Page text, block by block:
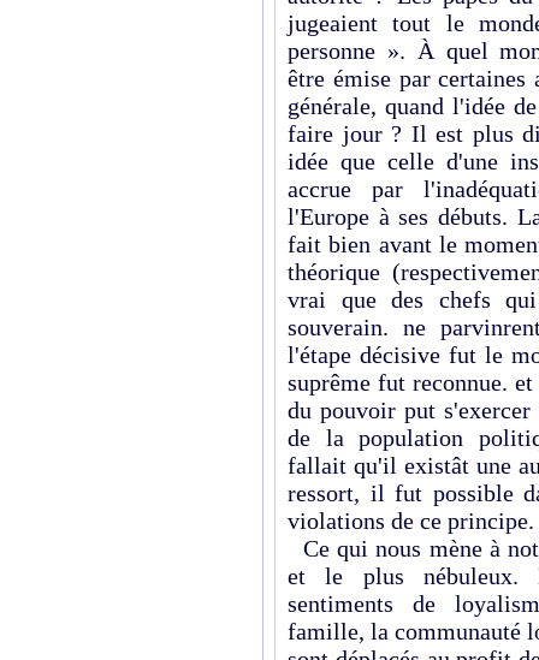
jugeaient tout le
personne ». À quel
être émise par certaines
générale, quand l'idée
faire jour ? Il est plus
idée que celle d'une
accrue par
l'Europe à ses débuts.
fait bien avant le
théorique
vrai que des chefs
souverain. ne
l'étape décisive fut le
suprême fut reconnue.
du pouvoir put
de la population
fallait qu'il existât une
ressort, il fut possible
violations de ce principe.
Ce qui nous mène à
et le plus nébuleux.
sentiments de
famille, la communauté